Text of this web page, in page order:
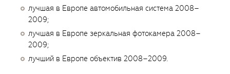
лучшая в Европе автомобильная система 2008–
2009;
лучшая в Европе зеркальная фотокамера 2008–
2009;
лучший в Европе объектив 2008–2009.